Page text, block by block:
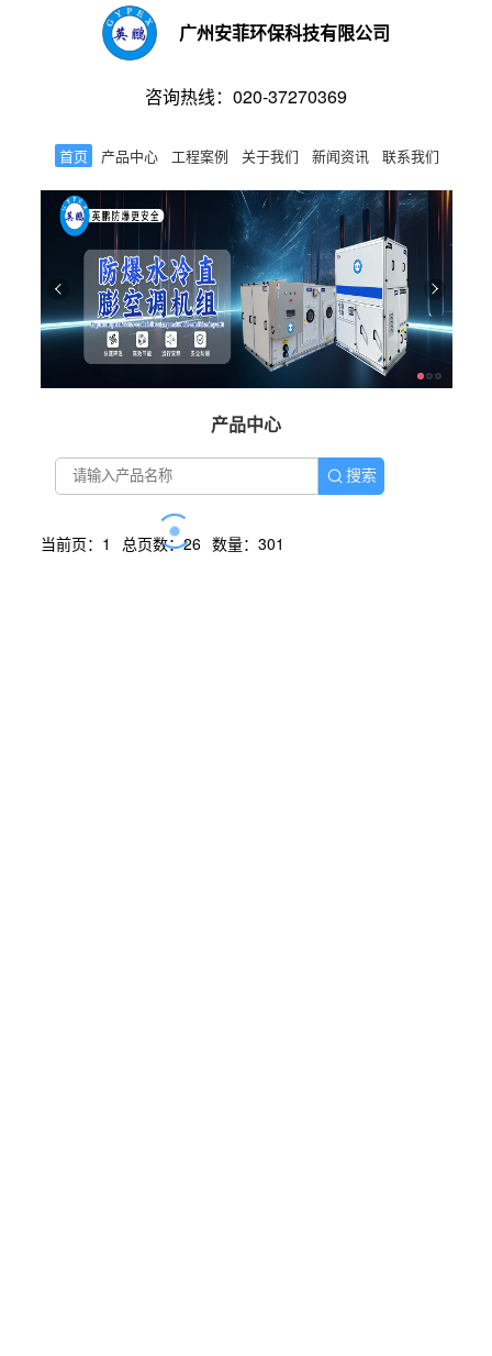
广州安菲环保科技有限公司
咨询热线：020-37270369
首页 产品中心 工程案例 关于我们 新闻资讯 联系我们
产品中心
当前页：1 总页数：26 数量：301
搜索